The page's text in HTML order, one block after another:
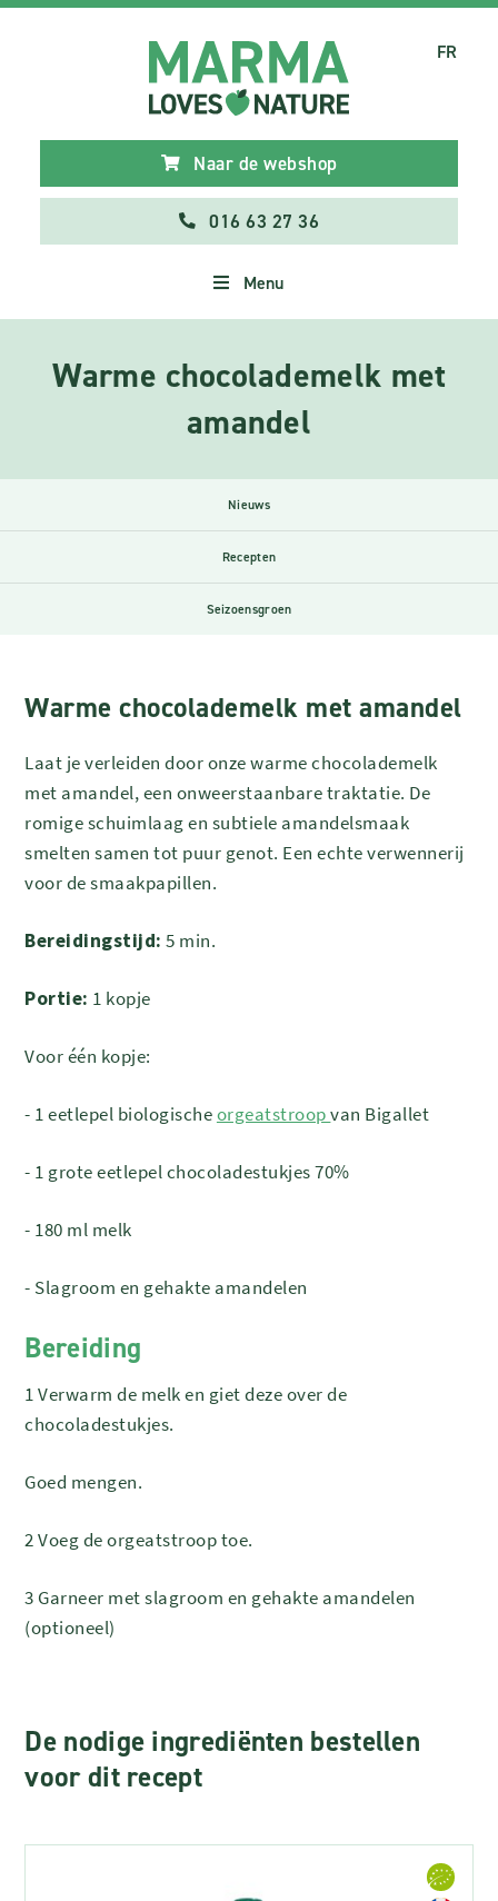
Naar de webshop
016 63 27 36
Menu
FR
Warme chocolademelk met
amandel
Nieuws
Recepten
Seizoensgroen
Warme chocolademelk met amandel
Laat je verleiden door onze warme chocolademelk
met amandel, een onweerstaanbare traktatie. De
romige schuimlaag en subtiele amandelsmaak
smelten samen tot puur genot. Een echte verwennerij
voor de smaakpapillen.
Bereidingstijd: 5 min.
Portie: 1 kopje
Voor één kopje:
- 1 eetlepel biologischeorgeatstroopvan Bigallet
- 1 grote eetlepel chocoladestukjes 70%
- 180 ml melk
- Slagroom en gehakte amandelen
Bereiding
1 Verwarm de melk en giet deze over de
chocoladestukjes.
Goed mengen.
2 Voeg de orgeatstroop toe.
3 Garneer met slagroom en gehakte amandelen
(optioneel)
De nodige ingrediënten bestellen
voor dit recept